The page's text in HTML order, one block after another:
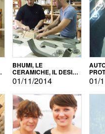
BHUMI, LE
CERAMICHE, IL DESIGN
E L'AUTOPRODUZIONE
01/11/2014 01/